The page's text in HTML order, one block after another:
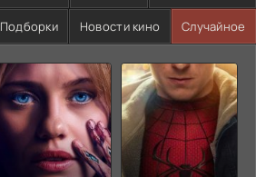
Подборки Новости кино Случайное